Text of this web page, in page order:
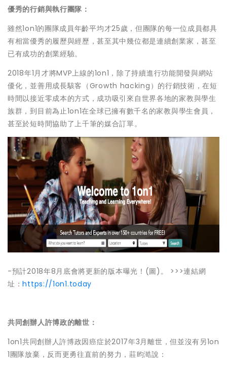
優秀的行銷與執行團隊：
雖然1on1的團隊成員年齡平均才25歲，但團隊的每一位成員都具
有相當優秀的履歷與經歷，甚至其中幾位都是連續創業家，甚至
已有成功的創業經驗。
2018年1月才將MVP上線的1on1 ，除了持續進行功能開發與網站
優化，並善用成⾧駭客（Growth hacking ）的⾏銷技術，在短
時間以接近零成本的⽅式，成功吸引來自世界各地的家教與學生
族群，到目前為止1on1在全球已擁有數千名的家教與學生會員，
甚至於短時間協助了上千筆的媒合訂單。
-預計2018年8月底會將更新的版本曝光！(圖)。 >>>連結網
址：https://1on1.today
共同創辦人許博政的離世：
1on1共同創辦人許博政因癌症於2017年3月離世，但並沒有另1on
1團隊放棄，反而更勇往直前的努力，莊昀澔說：